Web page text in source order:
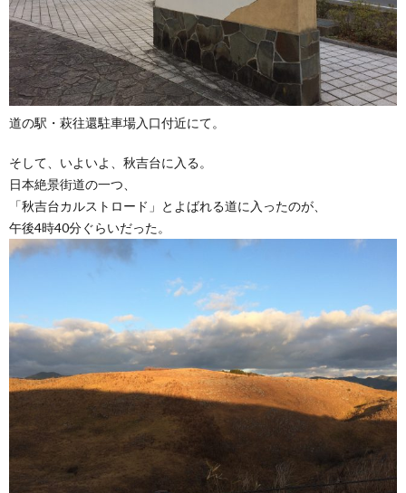
道の駅・萩往還駐車場入口付近にて。
そして、いよいよ、秋吉台に入る。
日本絶景街道の一つ、
「秋吉台カルストロード」とよばれる道に入ったのが、
午後4時40分ぐらいだった。